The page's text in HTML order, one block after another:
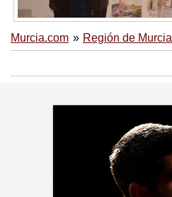
Murcia.com Región de Murcia